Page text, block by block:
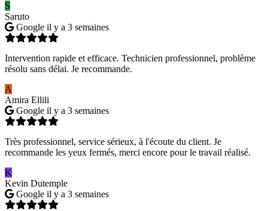
S
Saruto
Google il y a 3 semaines
Intervention rapide et efficace. Technicien professionnel, problème
résolu sans délai. Je recommande.
A
Amira Ellili
Google il y a 3 semaines
Très professionnel, service sérieux, à l'écoute du client. Je
recommande les yeux fermés, merci encore pour le travail réalisé.
K
Kevin Dutemple
Google il y a 3 semaines